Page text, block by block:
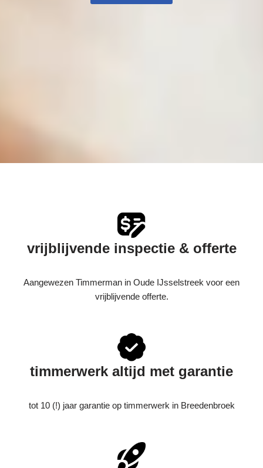
vrijblijvende inspectie & offerte
Aangewezen Timmerman in Oude IJsselstreek voor een
vrijblijvende offerte.
timmerwerk altijd met garantie
tot 10 (!) jaar garantie op timmerwerk in Breedenbroek